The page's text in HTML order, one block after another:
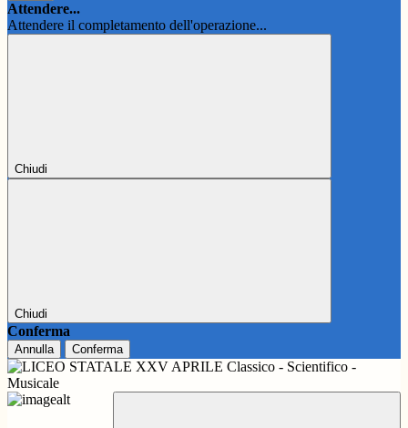
Attendere...
Attendere il completamento dell'operazione...
Chiudi
Chiudi
Conferma
Annulla Conferma